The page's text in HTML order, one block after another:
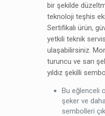
bir şekilde
teknoloji teşhis
Sertifikalı ürün,
yetkili teknik
ulaşabilirsiniz. Mor,
turuncu ve sarı
yıldız şekilli
Bu eğlenceli
şeker ve
sembolleri